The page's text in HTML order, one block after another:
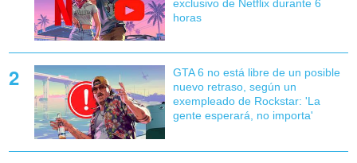
exclusivo de Netflix durante 6
horas
GTA 6 no está libre de un posible
nuevo retraso, según un
exempleado de Rockstar: 'La
gente esperará, no importa'